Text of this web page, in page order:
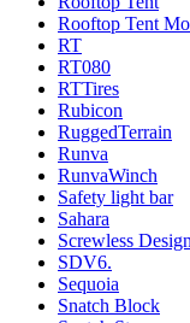
Rooftop Tent
RT
RT080
RTTires
Rubicon
RuggedTerrain
Runva
RunvaWinch
Safety light bar
Sahara
Screwless Design
SDV6.
Sequoia
Snatch Block